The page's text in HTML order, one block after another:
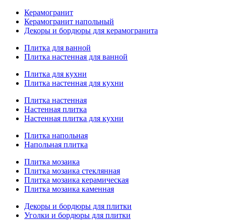
Керамогранит
Керамогранит напольный
Декоры и бордюры для керамогранита
Плитка для ванной
Плитка настенная для ванной
Плитка для кухни
Плитка настенная для кухни
Плитка настенная
Настенная плитка
Настенная плитка для кухни
Плитка напольная
Напольная плитка
Плитка мозаика
Плитка мозаика стеклянная
Плитка мозаика керамическая
Плитка мозаика каменная
Декоры и бордюры для плитки
Уголки и бордюры для плитки